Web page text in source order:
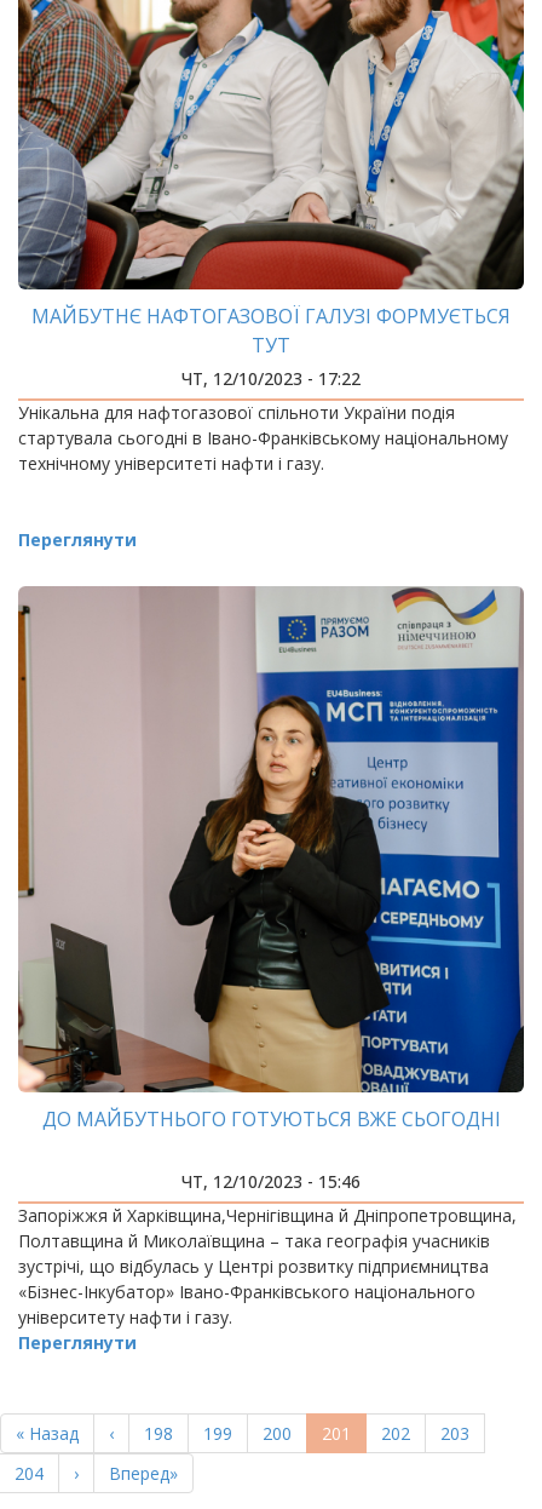
МАЙБУТНЄ НАФТОГАЗОВОЇ ГАЛУЗІ ФОРМУЄТЬСЯ
ТУТ
ЧТ, 12/10/2023 - 17:22
Унікальна для нафтогазової спільноти України подія
стартувала сьогодні в Івано-Франківському національному
технічному університеті нафти і газу.
Переглянути
ДО МАЙБУТНЬОГО ГОТУЮТЬСЯ ВЖЕ СЬОГОДНІ
ЧТ, 12/10/2023 - 15:46
Запоріжжя й Харківщина,Чернігівщина й Дніпропетровщина,
Полтавщина й Миколаївщина – така географія учасників
зустрічі, що відбулась у Центрі розвитку підприємництва
«Бізнес-Інкубатор» Івано-Франківського національного
університету нафти і газу.
Переглянути
НА
СТОРІНКИ
Перша
сторінка
« Назад
Попередня
сторінка
‹ Page
198 Page
199 Page
200
Поточна
сторінка
201 Page
202 Page
203
Page
204
Наступна
сторінка
›
Остання
сторінка
Вперед»